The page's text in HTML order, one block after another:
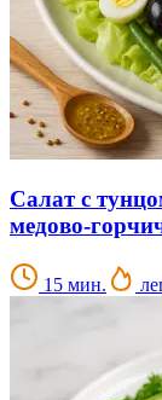
Салат с
медово-
15 мин.